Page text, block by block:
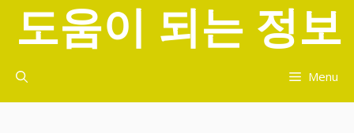
너
도움이 되는 정보
Menu